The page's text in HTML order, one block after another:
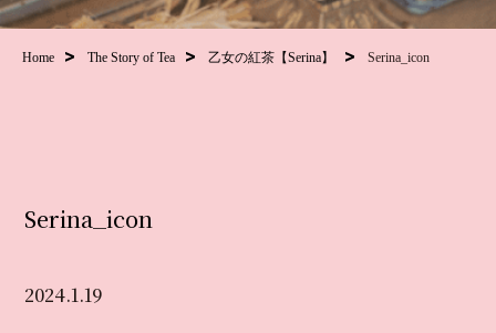
Home The Story of Tea 乙女の紅茶【Serina】 Serina_icon
Serina_icon
2024.1.19